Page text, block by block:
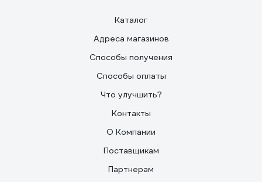
Каталог
Адреса магазинов
Способы получения
Способы оплаты
Что улучшить?
Контакты
О Компании
Поставщикам
Партнерам